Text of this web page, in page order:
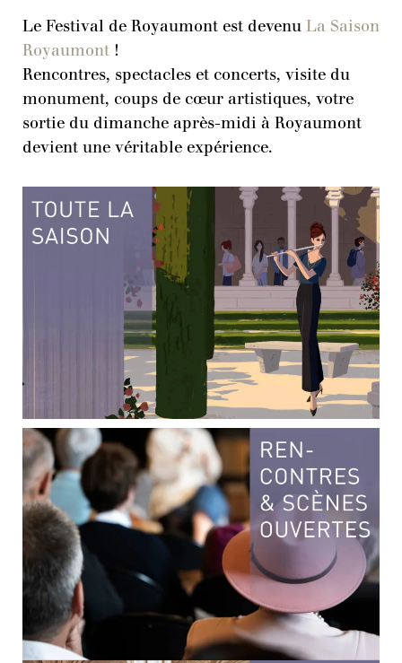
Le Festival de Royaumont est devenu La Saison
Royaumont !
Rencontres, spectacles et concerts, visite du
monument, coups de cœur artistiques, votre
sortie du dimanche après-midi à Royaumont
devient une véritable expérience.